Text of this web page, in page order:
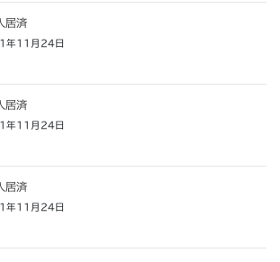
居済
年11月24日
居済
年11月24日
居済
年11月24日